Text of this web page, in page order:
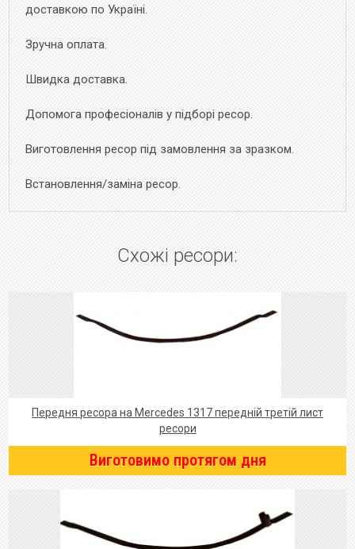
доставкою по Україні.
Зручна оплата.
Швидка доставка.
Допомога професіоналів у підборі ресор.
Виготовлення ресор під замовлення за зразком.
Встановлення/заміна ресор.
Схожі ресори:
Передня ресора на Mercedes 1317 передній третій лист
ресори
Виготовимо протягом дня